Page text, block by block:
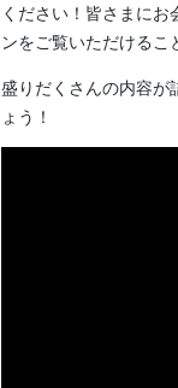
ください！皆さまに
ンをご覧いただけるこ
盛りだくさんの内容が
ょう！